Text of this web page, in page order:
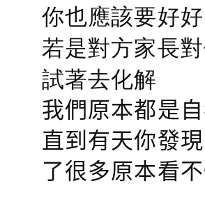
你也應該要好
若是對方家長
試著去化解
我們原本都是
直到有天你發
了很多原本看